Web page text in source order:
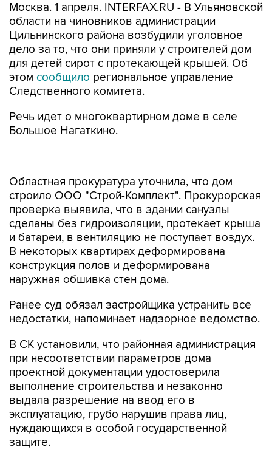
Москва. 1 апреля. INTERFAX.RU - В Ульяновской
области на чиновников администрации
Цильнинского района возбудили уголовное
дело за то, что они приняли у строителей дом
для детей сирот с протекающей крышей. Об
этом сообщило региональное управление
Следственного комитета.
Речь идет о многоквартирном доме в селе
Большое Нагаткино.
Областная прокуратура уточнила, что дом
строило ООО "Строй-Комплект". Прокурорская
проверка выявила, что в здании санузлы
сделаны без гидроизоляции, протекает крыша
и батареи, в вентиляцию не поступает воздух.
В некоторых квартирах деформирована
конструкция полов и деформирована
наружная обшивка стен дома.
Ранее суд обязал застройщика устранить все
недостатки, напоминает надзорное ведомство.
В СК установили, что районная администрация
при несоответствии параметров дома
проектной документации удостоверила
выполнение строительства и незаконно
выдала разрешение на ввод его в
эксплуатацию, грубо нарушив права лиц,
нуждающихся в особой государственной
защите.